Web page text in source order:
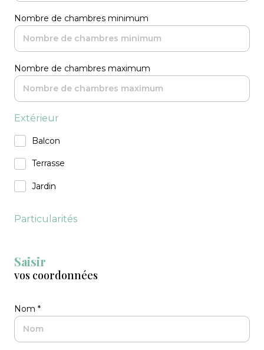
Nombre de chambres minimum
Nombre de chambres maximum
Extérieur
Balcon
Terrasse
Jardin
Particularités
Saisir
vos coordonnées
Nom *